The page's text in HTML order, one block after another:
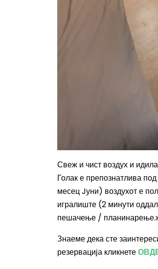
Свеж и чист воздух и
Голак е препознатлива
месец Jуни) воздухот е
игралиште (2 минути
пешачење / планинарење.
Знаеме дека сте
резервација кликнете